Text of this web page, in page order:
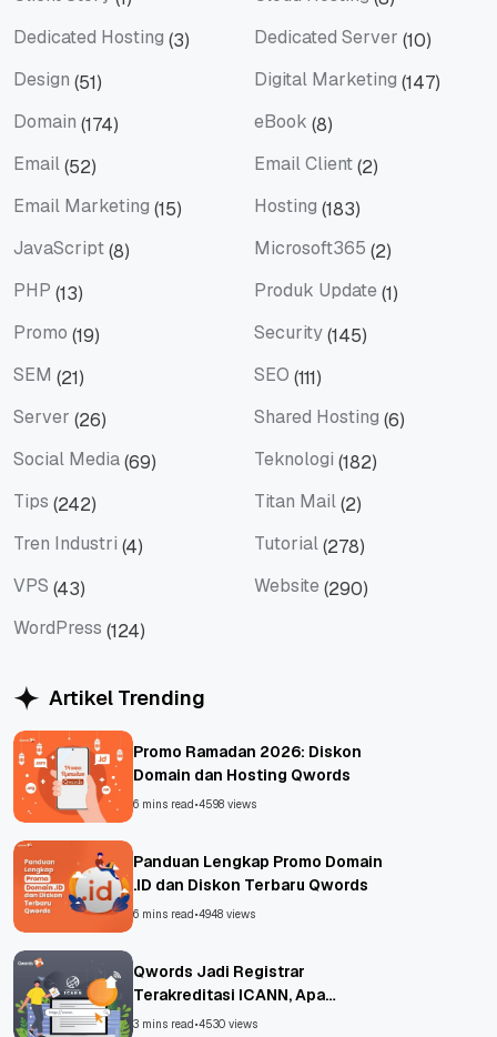
Dedicated Hosting (3) Dedicated Server (10)
Design (51) Digital Marketing (147)
Domain (174) eBook (8)
Email(52) Email Client(2)
Email Marketing (15) Hosting (183)
JavaScript(8) Microsoft365 (2)
PHP (13) Produk Update (1)
Promo (19) Security(145)
SEM (21) SEO (111)
Server (26) Shared Hosting (6)
Social Media(69) Teknologi (182)
Tips (242) Titan Mail(2)
Tren Industri (4) Tutorial(278)
VPS (43) Website (290)
WordPress (124)
Artikel Trending
Promo Ramadan 2026: Diskon
Domain dan Hosting Qwords
6 mins read •4598 views
Panduan Lengkap Promo Domain
.ID dan Diskon Terbaru Qwords
6 mins read •4948 views
Qwords Jadi Registrar
Terakreditasi ICANN, Apa
Untungnya?
3 mins read •4530 views